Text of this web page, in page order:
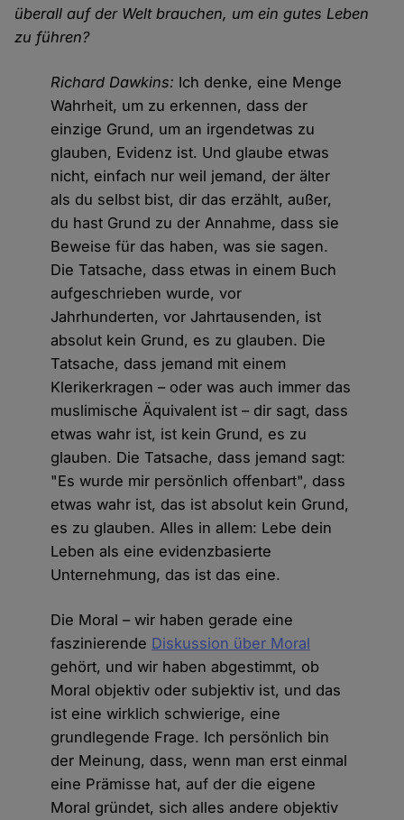
überall auf der Welt brauchen, um ein gutes Leben
zu führen?
Richard Dawkins: Ich denke, eine Menge
Wahrheit, um zu erkennen, dass der
einzige Grund, um an irgendetwas zu
glauben, Evidenz ist. Und glaube etwas
nicht, einfach nur weil jemand, der älter
als du selbst bist, dir das erzählt, außer,
du hast Grund zu der Annahme, dass sie
Beweise für das haben, was sie sagen.
Die Tatsache, dass etwas in einem Buch
aufgeschrieben wurde, vor
Jahrhunderten, vor Jahrtausenden, ist
absolut kein Grund, es zu glauben. Die
Tatsache, dass jemand mit einem
Klerikerkragen – oder was auch immer das
muslimische Äquivalent ist – dir sagt, dass
etwas wahr ist, ist kein Grund, es zu
glauben. Die Tatsache, dass jemand sagt:
"Es wurde mir persönlich offenbart", dass
etwas wahr ist, das ist absolut kein Grund,
es zu glauben. Alles in allem: Lebe dein
Leben als eine evidenzbasierte
Unternehmung, das ist das eine.
Die Moral – wir haben gerade eine
faszinierende Diskussion über Moral
gehört, und wir haben abgestimmt, ob
Moral objektiv oder subjektiv ist, und das
ist eine wirklich schwierige, eine
grundlegende Frage. Ich persönlich bin
der Meinung, dass, wenn man erst einmal
eine Prämisse hat, auf der die eigene
Moral gründet, sich alles andere objektiv